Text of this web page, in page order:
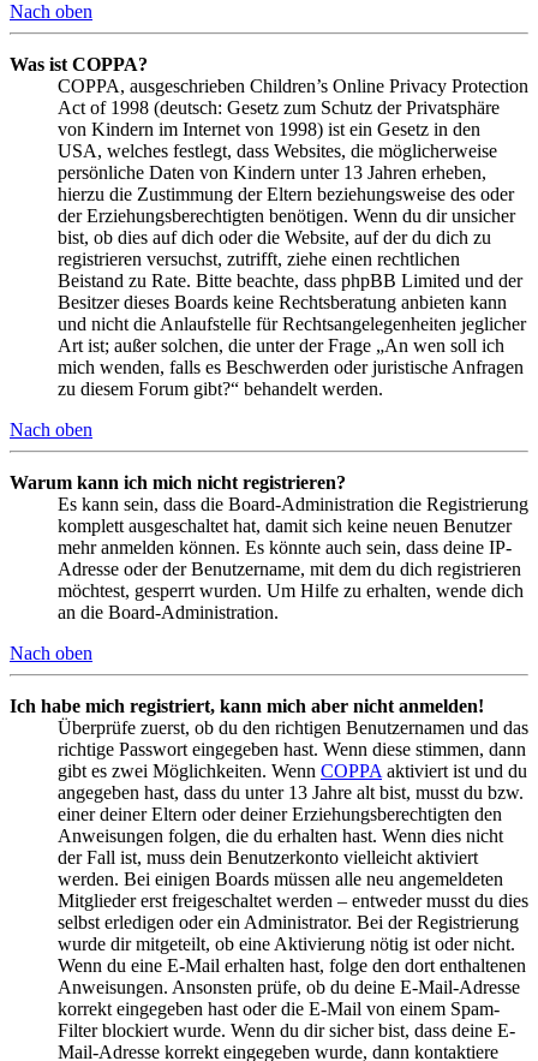
Nach oben
Was ist COPPA?
COPPA, ausgeschrieben Children’s Online Privacy Protection
Act of 1998 (deutsch: Gesetz zum Schutz der Privatsphäre
von Kindern im Internet von 1998) ist ein Gesetz in den
USA, welches festlegt, dass Websites, die möglicherweise
persönliche Daten von Kindern unter 13 Jahren erheben,
hierzu die Zustimmung der Eltern beziehungsweise des oder
der Erziehungsberechtigten benötigen. Wenn du dir unsicher
bist, ob dies auf dich oder die Website, auf der du dich zu
registrieren versuchst, zutrifft, ziehe einen rechtlichen
Beistand zu Rate. Bitte beachte, dass phpBB Limited und der
Besitzer dieses Boards keine Rechtsberatung anbieten kann
und nicht die Anlaufstelle für Rechtsangelegenheiten jeglicher
Art ist; außer solchen, die unter der Frage „An wen soll ich
mich wenden, falls es Beschwerden oder juristische Anfragen
zu diesem Forum gibt?“ behandelt werden.
Nach oben
Warum kann ich mich nicht registrieren?
Es kann sein, dass die Board-Administration die Registrierung
komplett ausgeschaltet hat, damit sich keine neuen Benutzer
mehr anmelden können. Es könnte auch sein, dass deine IP-
Adresse oder der Benutzername, mit dem du dich registrieren
möchtest, gesperrt wurden. Um Hilfe zu erhalten, wende dich
an die Board-Administration.
Nach oben
Ich habe mich registriert, kann mich aber nicht anmelden!
Überprüfe zuerst, ob du den richtigen Benutzernamen und das
richtige Passwort eingegeben hast. Wenn diese stimmen, dann
gibt es zwei Möglichkeiten. Wenn COPPA aktiviert ist und du
angegeben hast, dass du unter 13 Jahre alt bist, musst du bzw.
einer deiner Eltern oder deiner Erziehungsberechtigten den
Anweisungen folgen, die du erhalten hast. Wenn dies nicht
der Fall ist, muss dein Benutzerkonto vielleicht aktiviert
werden. Bei einigen Boards müssen alle neu angemeldeten
Mitglieder erst freigeschaltet werden – entweder musst du dies
selbst erledigen oder ein Administrator. Bei der Registrierung
wurde dir mitgeteilt, ob eine Aktivierung nötig ist oder nicht.
Wenn du eine E-Mail erhalten hast, folge den dort enthaltenen
Anweisungen. Ansonsten prüfe, ob du deine E-Mail-Adresse
korrekt eingegeben hast oder die E-Mail von einem Spam-
Filter blockiert wurde. Wenn du dir sicher bist, dass deine E-
Mail-Adresse korrekt eingegeben wurde, dann kontaktiere